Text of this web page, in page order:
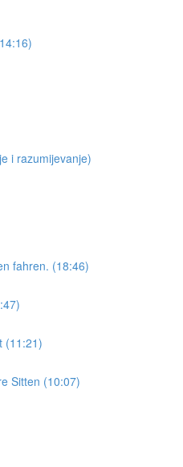
i razumijevanje)
fahren. (18:46)
(11:21)
Sitten (10:07)